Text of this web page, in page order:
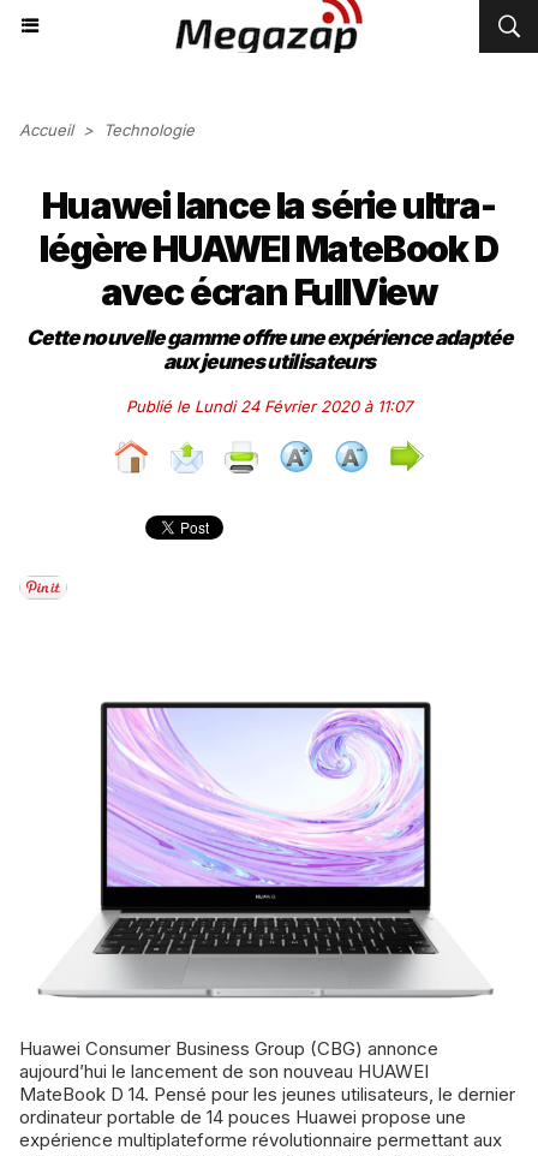
Accueil > Technologie
Huawei lance la série ultra-
légère HUAWEI MateBook D
avec écran FullView
Cette nouvelle gamme offre une expérience adaptée
aux jeunes utilisateurs
Publié le Lundi 24 Février 2020 à 11:07
Huawei Consumer Business Group (CBG) annonce
aujourd’hui le lancement de son nouveau HUAWEI
MateBook D 14. Pensé pour les jeunes utilisateurs, le dernier
ordinateur portable de 14 pouces Huawei propose une
expérience multiplateforme révolutionnaire permettant aux